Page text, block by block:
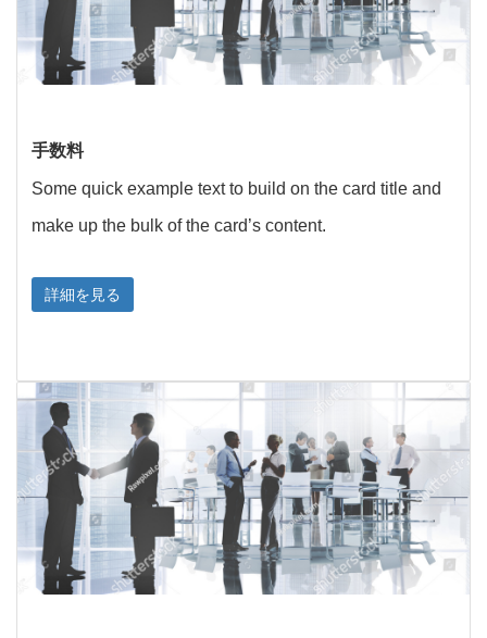
手数料
Some quick example text to build on the card title and
make up the bulk of the card’s content.
詳細を見る